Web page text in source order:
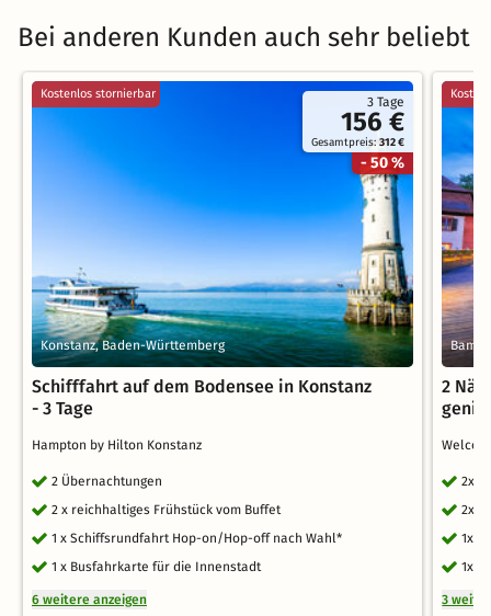
Bei anderen Kunden auch sehr beliebt
3 Tage
156 €
Gesamtpreis:312 €
- 50 %
Kostenlos stornierbar
Konstanz, Baden-Württemberg
Schifffahrt auf dem Bodensee in Konstanz
- 3 Tage
Hampton by Hilton Konstanz
2 Übernachtungen
2 x reichhaltiges Frühstück vom Buffet
1 x Schiffsrundfahrt Hop-on/Hop-off nach Wahl*
1 x Busfahrkarte für die Innenstadt
6 weitere anzeigen
2
2x
2x
1x
1x
3